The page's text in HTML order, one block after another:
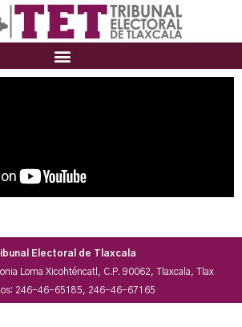
Electoral de Tlaxcala
Loma Xicohténcatl, C.P. 90062, Tlaxcala, Tlax
246-46-65185, 246-46-67165